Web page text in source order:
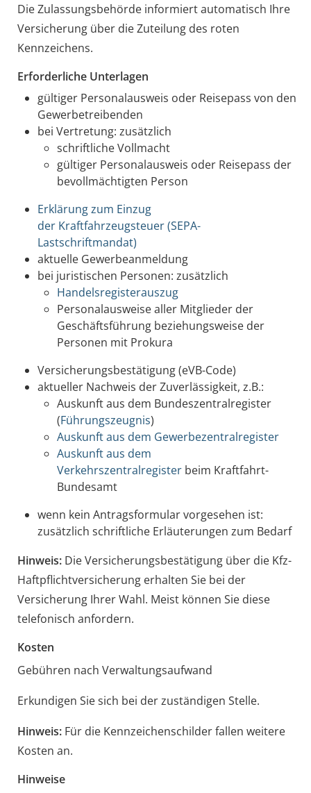
Die Zulassungsbehörde informiert automatisch Ihre
Versicherung über die Zuteilung des roten
Kennzeichens.
Erforderliche Unterlagen
gültiger Personalausweis oder Reisepass von den
Gewerbetreibenden
bei Vertretung: zusätzlich
schriftliche Vollmacht
gültiger Personalausweis oder Reisepass der
bevollmächtigten Person
Erklärung zum Einzug
der Kraftfahrzeugsteuer (SEPA-
Lastschriftmandat)
aktuelle Gewerbeanmeldung
bei juristischen Personen: zusätzlich
Handelsregisterauszug
Personalausweise aller Mitglieder der
Geschäftsführung beziehungsweise der
Personen mit Prokura
Versicherungsbestätigung (eVB-Code)
aktueller Nachweis der Zuverlässigkeit, z.B.:
Auskunft aus dem Bundeszentralregister
(Führungszeugnis)
Auskunft aus dem Gewerbezentralregister
Auskunft aus dem
Verkehrszentralregister beim Kraftfahrt-
Bundesamt
wenn kein Antragsformular vorgesehen ist:
zusätzlich schriftliche Erläuterungen zum Bedarf
Hinweis:Die Versicherungsbestätigung über die Kfz-
Haftpflichtversicherung erhalten Sie bei der
Versicherung Ihrer Wahl. Meist können Sie diese
telefonisch anfordern.
Kosten
Gebühren nach Verwaltungsaufwand
Erkundigen Sie sich bei der zuständigen Stelle.
Hinweis:Für die Kennzeichenschilder fallen weitere
Kosten an.
Hinweise